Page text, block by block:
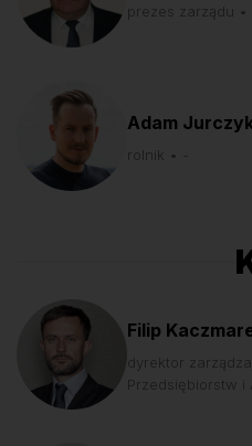
prezes zarządu •
Adam
rolnik • -
Filip
dyrektor
Przedsiębiorstw i